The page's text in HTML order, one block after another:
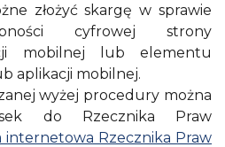
złożyć skargę w sprawie
cyfrowej strony
mobilnej lub elementu
aplikacji mobilnej.
wyżej procedury można
do Rzecznika Praw
internetowa Rzecznika Praw